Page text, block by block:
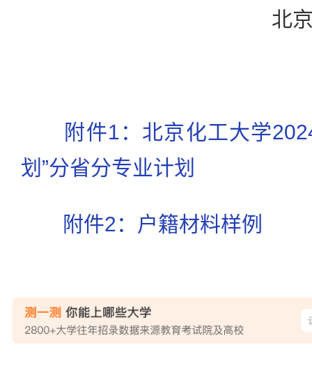
北京
附件1：北京化工大学
划”分省分专业计划
附件2：户籍材料样例